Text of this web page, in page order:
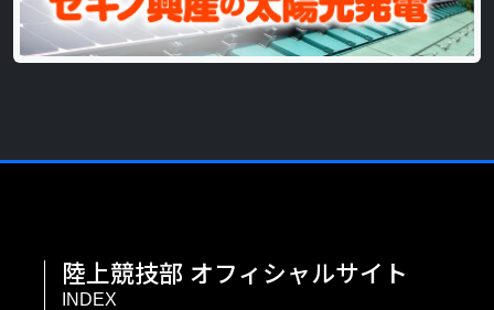
陸上競技部 オフィシャルサイト
INDEX